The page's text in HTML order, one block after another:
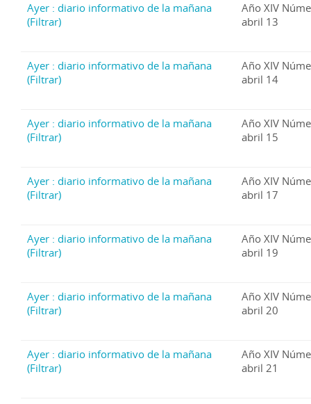
Ayer : diario informativo de la mañana
(Filtrar)
Año XIV
abril 13
Ayer : diario informativo de la mañana
(Filtrar)
Año XIV
abril 14
Ayer : diario informativo de la mañana
(Filtrar)
Año XIV
abril 15
Ayer : diario informativo de la mañana
(Filtrar)
Año XIV
abril 17
Ayer : diario informativo de la mañana
(Filtrar)
Año XIV
abril 19
Ayer : diario informativo de la mañana
(Filtrar)
Año XIV
abril 20
Ayer : diario informativo de la mañana
(Filtrar)
Año XIV
abril 21